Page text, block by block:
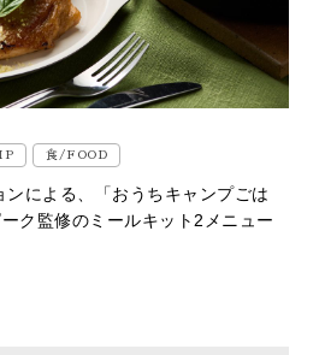
食/FOOD
による、「おうちキャンプごは
ク監修のミールキット2メニュー